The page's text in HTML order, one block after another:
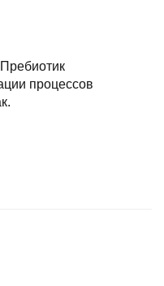
процессов